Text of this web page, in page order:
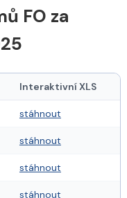
FO za
Interaktivní XLS
stáhnout
stáhnout
stáhnout
stáhnout